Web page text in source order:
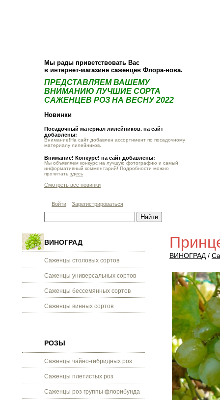
Мы рады приветствовать Вас
в интернет-магазине саженцев Флора-нова.
ПРЕДСТАВЛЯЕМ ВАШЕМУ
ВНИМАНИЮ ЛУЧШИЕ СОРТА
САЖЕНЦЕВ РОЗ НА ВЕСНУ 2022
Новинки
Посадочный материал лилейников. на сайт
добавлены:
Внимание!На сайт добавлен ассортимент по посадочному
материалу лилейников.
Внимание! Конкурс! на сайт добавлены:
Мы объявляем конкурс на лучшую фотографию и самый
информативный комментарий! Подробности можно
прочитать здесь
Смотреть все новинки
Войти Зарегистрироваться
ВИНОГРАД
Саженцы столовых сортов
Саженцы универсальных сортов
Саженцы бессемянных сортов
Саженцы винных сортов
РОЗЫ
Саженцы чайно-гибридных роз
Саженцы плетистых роз
Саженцы роз группы флорибунда
ВИНОГРАД /